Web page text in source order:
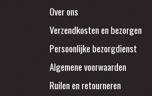
Over ons
Verzendkosten en bezorgen
Persoonlijke bezorgdienst
Algemene voorwaarden
Ruilen en retourneren